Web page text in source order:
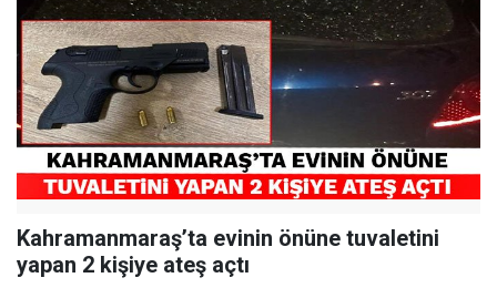
Kahramanmaraş’ta evinin önüne tuvaletini
yapan 2 kişiye ateş açtı